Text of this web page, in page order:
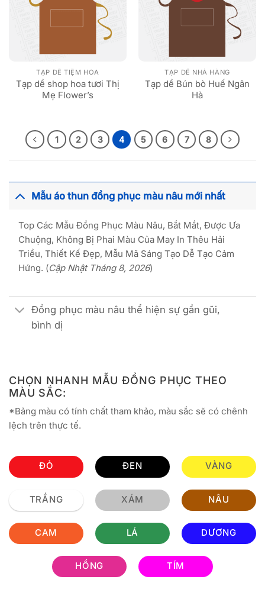
TẠP DỀ TIỆM HOA
Tạp dề shop hoa tươi Thị
Mẹ Flower’s
TẠP DỀ NHÀ HÀNG
Tạp dề Bún bò Huế Ngân
Hà
1 2 3 4 5 6 7 8
Mẫu áo thun đồng phục màu nâu mới nhất
Top Các Mẫu Đồng Phục Màu Nâu, Bắt Mắt, Được Ưa
Chuộng, Không Bị Phai Màu Của May In Thêu Hải
Triều, Thiết Kế Đẹp, Mẫu Mã Sáng Tạo Dễ Tạo Cảm
Hứng. (Cập Nhật Tháng 8, 2026)
Đồng phục màu nâu thể hiện sự gần gũi,
bình dị
CHỌN NHANH MẪU ĐỒNG PHỤC THEO
MÀU SẮC:
*Bảng màu có tính chất tham khảo, màu sắc sẽ có chênh
lệch trên thực tế.
ĐỎ ĐEN VÀNG
TRẮNG XÁM NÂU
CAM LÁ DƯƠNG
HỒNG TÍM